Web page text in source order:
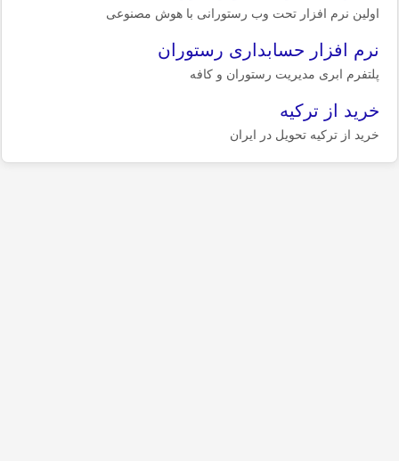
اولین نرم افزار تحت وب رستورانی با هوش مصنوعی
نرم افزار حسابداری رستوران
پلتفرم ابری مدیریت رستوران و کافه
خرید از ترکیه
خرید از ترکیه تحویل در ایران